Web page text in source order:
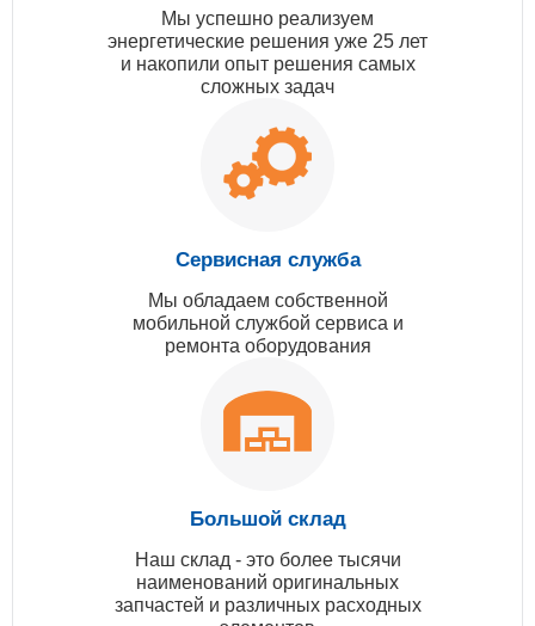
Мы успешно реализуем
энергетические решения уже 25 лет
и накопили опыт решения самых
сложных задач
Сервисная служба
Мы обладаем собственной
мобильной службой сервиса и
ремонта оборудования
Большой склад
Наш склад - это более тысячи
наименований оригинальных
запчастей и различных расходных